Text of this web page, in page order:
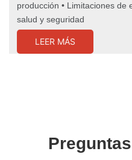
producción • Limitaciones de
salud y seguridad
LEER MÁS